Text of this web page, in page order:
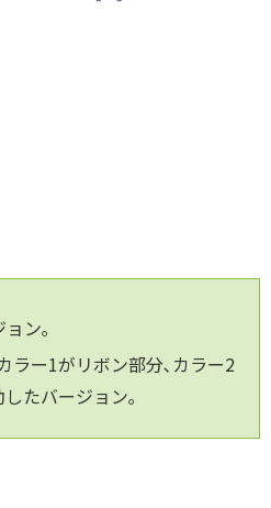
ョン｡
ラー1がリボン部分､カラー2
たバージョン｡